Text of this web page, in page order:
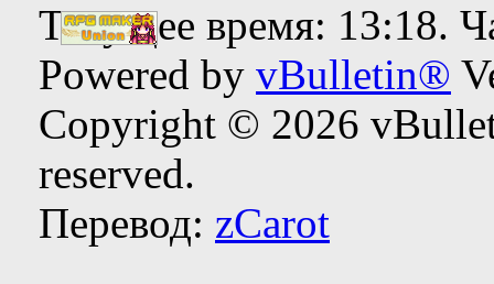
Текущее время: 13:18.
Powered by vBulletin®
Copyright © 2026
reserved.
Перевод: zCarot